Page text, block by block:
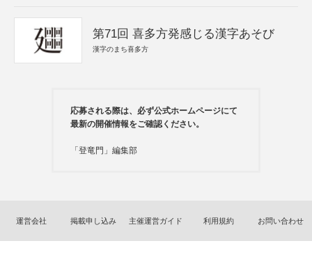
第71回 喜多方発感じる漢字あそび
漢字のまち喜多方
応募される際は、必ず公式ホームページにて
最新の開催情報をご確認ください。
「登竜門」編集部
運営会社 掲載申し込み 主催運営ガイド 利用規約 お問い合わせ